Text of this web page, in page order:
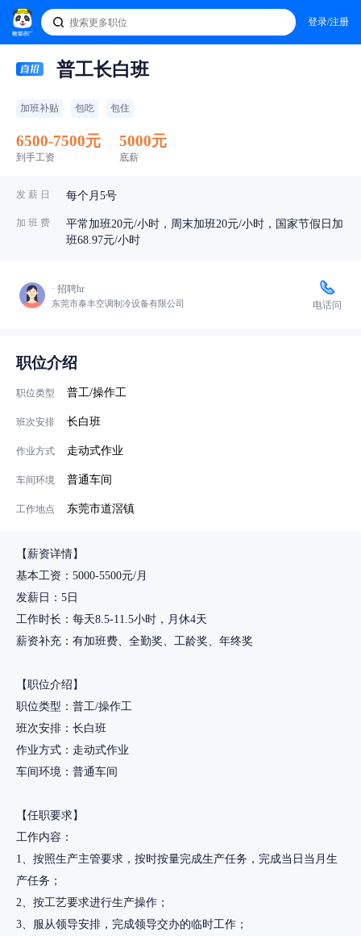
登录/注册
普工长白班
加班补贴 包吃 包住
6500-7500元
到手工资
5000元
底薪
发 薪 日 每个月5号
加 班 费
平常加班20元/小时，周末加班20元/小时，国家节假日加
班68.97元/小时
· 招聘hr
东莞市泰丰空调制冷设备有限公司 电话问
职位介绍
职位类型 普工/操作工
班次安排 长白班
作业方式 走动式作业
车间环境 普通车间
工作地点 东莞市道滘镇
【薪资详情】
基本工资：5000-5500元/月
发薪日：5日
工作时长：每天8.5-11.5小时，月休4天
薪资补充：有加班费、全勤奖、工龄奖、年终奖
【职位介绍】
职位类型：普工/操作工
班次安排：长白班
作业方式：走动式作业
车间环境：普通车间
【任职要求】
工作内容：
1、按照生产主管要求，按时按量完成生产任务，完成当日当月生
产任务；
2、按工艺要求进行生产操作；
3、服从领导安排，完成领导交办的临时工作；